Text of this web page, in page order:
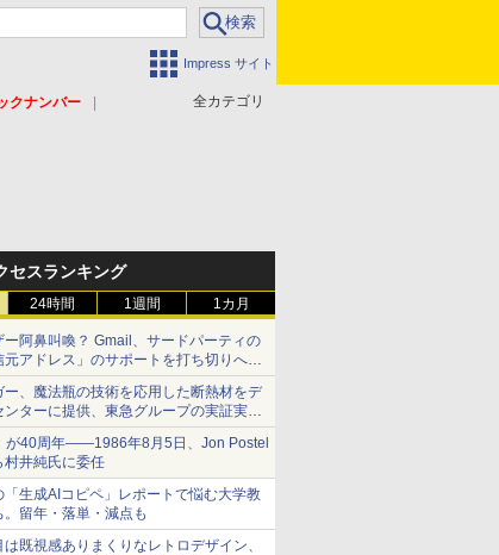
Impress サイト
全カテゴリ
クナンバー
セスランキング
24時間 1週間 1カ月
ー阿鼻叫喚？ Gmail、サードパーティの
元アドレス」のサポートを打ち切りへ
うまWatch】
ー、魔法瓶の技術を応用した断熱材をデ
ンターに提供、東急グループの実証実験
テンレス密封真空断熱パネル TIVIP」
が40周年――1986年8月5日、Jon Postel
村井純氏に委任
「生成AIコピペ」レポートで悩む大学教
。留年・落単・減点も
は既視感ありまくりなレトロデザイン、